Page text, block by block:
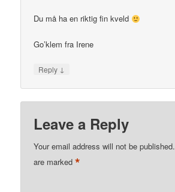
Du må ha en riktig fin kveld
Go’klem fra Irene
Reply ↓
Leave a Reply
Your email address will not be published.
are marked*